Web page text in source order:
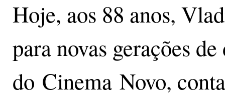
Hoje, aos 88 anos,
para novas gerações
do Cinema Novo,